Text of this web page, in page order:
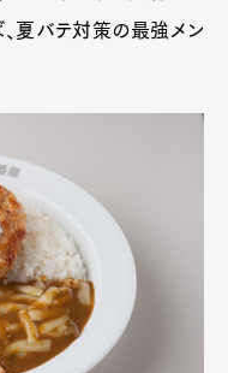
、夏バテ対策の最強メン